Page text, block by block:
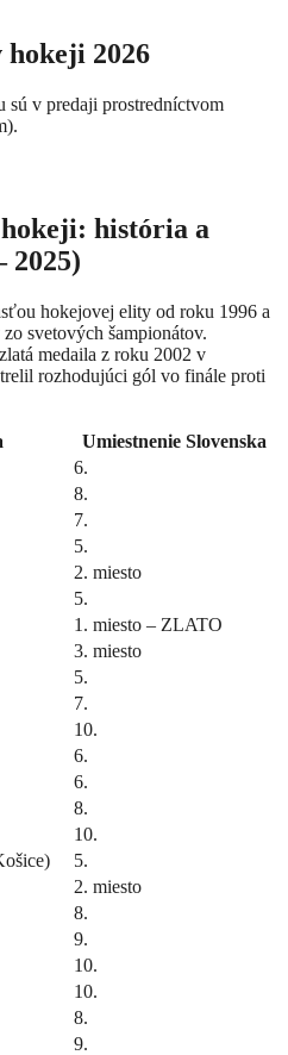
hokeji 2026
sú v predaji prostredníctvom
história a
2025)
hokejovej elity od roku 1996 a
svetových šampionátov.
medaila z roku 2002 v
rozhodujúci gól vo finále proti
Umiestnenie Slovenska
6.
8.
7.
5.
2. miesto
5.
1. miesto – ZLATO
3. miesto
5.
7.
10.
6.
6.
8.
10.
5.
2. miesto
8.
9.
10.
10.
8.
9.